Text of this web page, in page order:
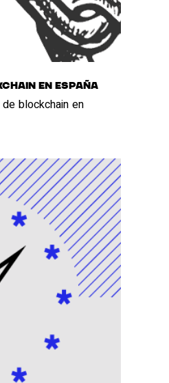
EN ESPAÑA
blockchain en